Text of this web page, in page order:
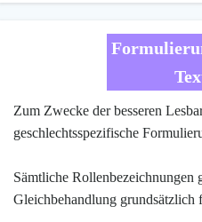
Zum Zwecke der besseren
geschlechtsspezifische
Sämtliche Rollenbezeichnungen
Gleichbehandlung grundsätzlich